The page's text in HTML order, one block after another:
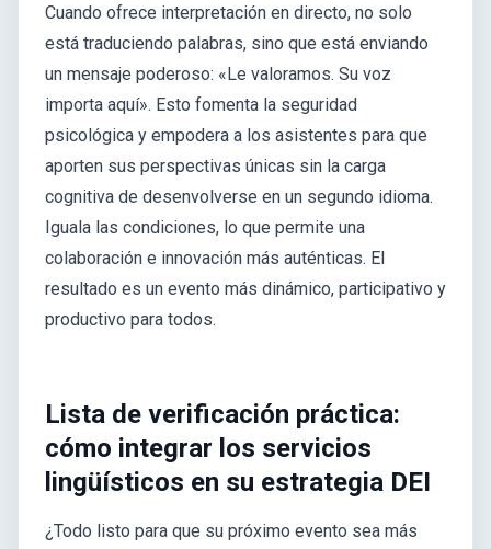
Cuando ofrece interpretación en directo, no solo
está traduciendo palabras, sino que está enviando
un mensaje poderoso: «Le valoramos. Su voz
importa aquí». Esto fomenta la seguridad
psicológica y empodera a los asistentes para que
aporten sus perspectivas únicas sin la carga
cognitiva de desenvolverse en un segundo idioma.
Iguala las condiciones, lo que permite una
colaboración e innovación más auténticas. El
resultado es un evento más dinámico, participativo y
productivo para todos.
Lista de verificación práctica:
cómo integrar los servicios
lingüísticos en su estrategia DEI
¿Todo listo para que su próximo evento sea más